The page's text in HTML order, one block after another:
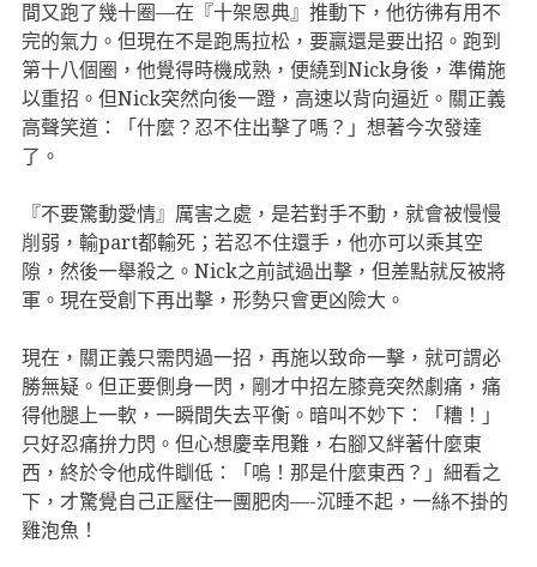
間又跑了幾十圈—在『十架恩典』推動下，他彷彿有用不
完的氣力。但現在不是跑馬拉松，要贏還是要出招。跑到
第十八個圈，他覺得時機成熟，便繞到Nick身後，準備施
以重招。但Nick突然向後一蹬，高速以背向逼近。關正義
高聲笑道：「什麼？忍不住出擊了嗎？」想著今次發達
了。
『不要驚動愛情』厲害之處，是若對手不動，就會被慢慢
削弱，輸part都輸死；若忍不住還手，他亦可以乘其空
隙，然後一舉殺之。Nick之前試過出擊，但差點就反被將
軍。現在受創下再出擊，形勢只會更凶險大。
現在，關正義只需閃過一招，再施以致命一擊，就可謂必
勝無疑。但正要側身一閃，剛才中招左膝竟突然劇痛，痛
得他腿上一軟，一瞬間失去平衡。暗叫不妙下：「糟！」
只好忍痛拚力閃。但心想慶幸甩難，右腳又絆著什麼東
西，終於令他成件瞓低：「嗚！那是什麼東西？」細看之
下，才驚覺自己正壓住一團肥肉—-沉睡不起，一絲不掛的
雞泡魚！